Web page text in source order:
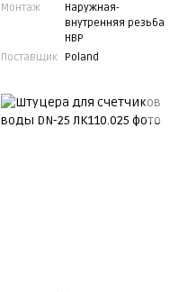
Монтаж
Наружная-
внутренняя резьба
НВР
Поставщик Poland